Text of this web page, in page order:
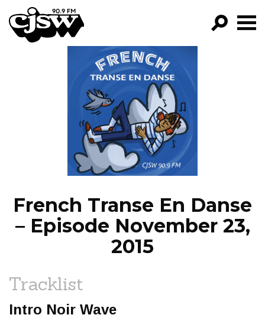
CJSW
PROGRAMS
EPISODES
NEWS
French Transe En Danse
– Episode November 23,
2015
Tracklist
Intro Noir Wave